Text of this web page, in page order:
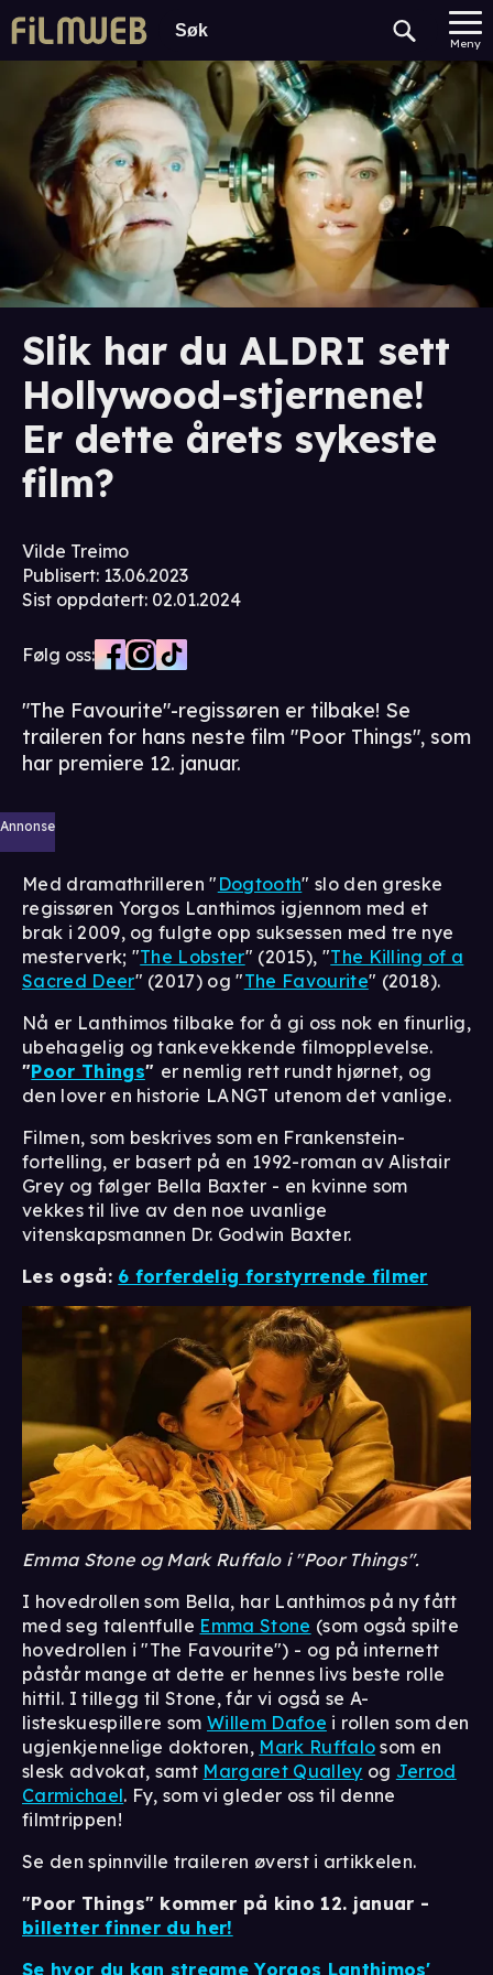
Meny
Slik har du ALDRI sett
Hollywood-stjernene!
Er dette årets sykeste
film?
Vilde Treimo
Publisert: 13.06.2023
Sist oppdatert: 02.01.2024
Følg oss:
"The Favourite"-regissøren er tilbake! Se
traileren for hans neste film "Poor Things", som
har premiere 12. januar.
Annonse
Med dramathrilleren " Dogtooth" slo den greske
regissøren Yorgos Lanthimos igjennom med et
brak i 2009, og fulgte opp suksessen med tre nye
mesterverk; "The Lobster" (2015), "The Killing of a
Sacred Deer" (2017) og "The Favourite" (2018).
Nå er Lanthimos tilbake for å gi oss nok en finurlig,
ubehagelig og tankevekkende filmopplevelse.
"Poor Things" er nemlig rett rundt hjørnet, og
den lover en historie LANGT utenom det vanlige.
Filmen, som beskrives som en Frankenstein-
fortelling, er basert på en 1992-roman av Alistair
Grey og følger Bella Baxter - en kvinne som
vekkes til live av den noe uvanlige
vitenskapsmannen Dr. Godwin Baxter.
Les også: 6 forferdelig forstyrrende filmer
Emma Stone og Mark Ruffalo i "Poor Things".
I hovedrollen som Bella, har Lanthimos på ny fått
med seg talentfulle Emma Stone (som også spilte
hovedrollen i "The Favourite") - og på internett
påstår mange at dette er hennes livs beste rolle
hittil. I tillegg til Stone, får vi også se A-
listeskuespillere somWillem Dafoe i rollen som den
ugjenkjennelige doktoren, Mark Ruffalo som en
slesk advokat, samt Margaret Qualley og Jerrod
Carmichael. Fy, som vi gleder oss til denne
filmtrippen!
Se den spinnville traileren øverst i artikkelen.
"Poor Things" kommer på kino 12. januar -
billetter finner du her!
Se hvor du kan streame Yorgos Lanthimos'